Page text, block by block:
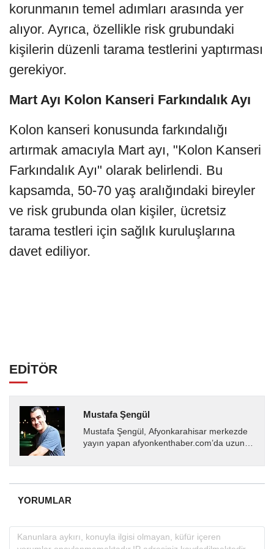
korunmanın temel adımları arasında yer
alıyor. Ayrıca, özellikle risk grubundaki
kişilerin düzenli tarama testlerini yaptırması
gerekiyor.
Mart Ayı Kolon Kanseri Farkındalık Ayı
Kolon kanseri konusunda farkındalığı
artırmak amacıyla Mart ayı, "Kolon Kanseri
Farkındalık Ayı" olarak belirlendi. Bu
kapsamda, 50-70 yaş aralığındaki bireyler
ve risk grubunda olan kişiler, ücretsiz
tarama testleri için sağlık kuruluşlarına
davet ediliyor.
EDİTÖR
Mustafa Şengül
Mustafa Şengül, Afyonkarahisar merkezde
yayın yapan afyonkenthaber.com’da uzun
almakta, haber akışı...
YORUMLAR